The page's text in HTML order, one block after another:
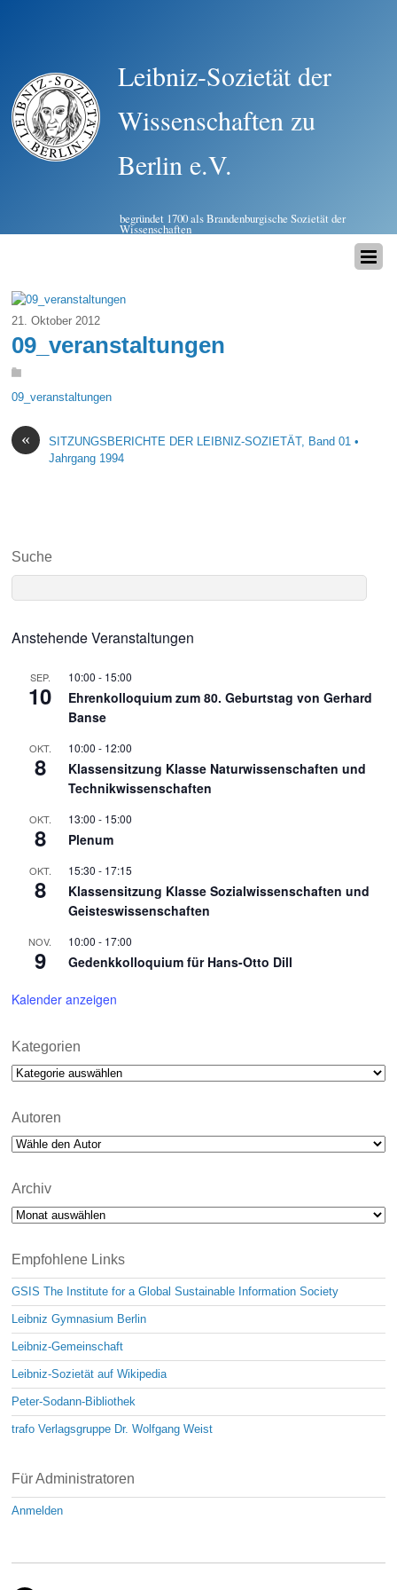
Leibniz-Sozietät der
Wissenschaften zu
Berlin e.V.
begründet 1700 als Brandenburgische Sozietät der
Wissenschaften
21. Oktober 2012
09_veranstaltungen
09_veranstaltungen
«
SITZUNGSBERICHTE DER LEIBNIZ-SOZIETÄT, Band 01 •
Jahrgang 1994
Suche
Anstehende Veranstaltungen
SEP.
10
10:00 - 15:00
Ehrenkolloquium zum 80. Geburtstag von Gerhard
Banse
OKT.
8
10:00 - 12:00
Klassensitzung Klasse Naturwissenschaften und
Technikwissenschaften
OKT.
8
13:00 - 15:00
Plenum
OKT.
8
15:30 - 17:15
Klassensitzung Klasse Sozialwissenschaften und
Geisteswissenschaften
NOV.
9
10:00 - 17:00
Gedenkkolloquium für Hans-Otto Dill
Kalender anzeigen
Kategorien
Kategorien
Autoren
Archiv
Archiv
Empfohlene Links
GSIS The Institute for a Global Sustainable Information Society
Leibniz Gymnasium Berlin
Leibniz-Gemeinschaft
Leibniz-Sozietät auf Wikipedia
Peter-Sodann-Bibliothek
trafo Verlagsgruppe Dr. Wolfgang Weist
Für Administratoren
Anmelden